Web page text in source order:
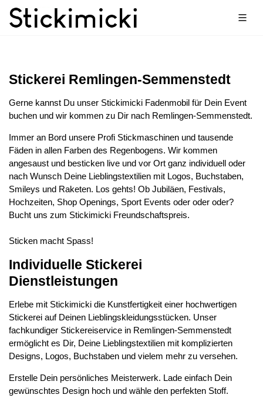
Stickerei Remlingen-Semmenstedt
Gerne kannst Du unser Stickimicki Fadenmobil für Dein Event
buchen und wir kommen zu Dir nach Remlingen-Semmenstedt.
Immer an Bord unsere Profi Stickmaschinen und tausende
Fäden in allen Farben des Regenbogens. Wir kommen
angesaust und besticken live und vor Ort ganz individuell oder
nach Wunsch Deine Lieblingstextilien mit Logos, Buchstaben,
Smileys und Raketen. Los gehts! Ob Jubiläen, Festivals,
Hochzeiten, Shop Openings, Sport Events oder oder oder?
Bucht uns zum Stickimicki Freundschaftspreis.
Sticken macht Spass!
Individuelle Stickerei
Dienstleistungen
Erlebe mit Stickimicki die Kunstfertigkeit einer hochwertigen
Stickerei auf Deinen Lieblingskleidungsstücken. Unser
fachkundiger Stickereiservice in Remlingen-Semmenstedt
ermöglicht es Dir, Deine Lieblingstextilien mit komplizierten
Designs, Logos, Buchstaben und vielem mehr zu versehen.
Erstelle Dein persönliches Meisterwerk. Lade einfach Dein
gewünschtes Design hoch und wähle den perfekten Stoff.